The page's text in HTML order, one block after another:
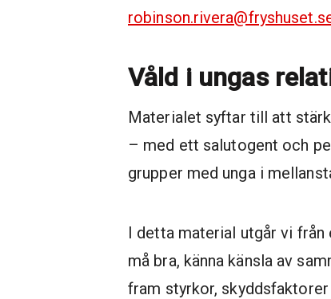
Våld i ungas
Materialet syftar till att
– med ett salutogent och
grupper med unga i
I detta material utgår vi
må bra, känna känsla av
fram styrkor,